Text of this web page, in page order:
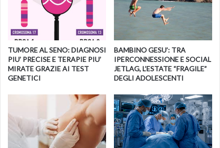
repellenti contro le zanzare e una zanzariera da culla.
Utile anche una soluzione fisiologica per ferite o lavaggi
nasali, antistaminici ecreme cortisoniche
per punture di
insetti, oltre agel specifici contro le tossine delle
meduse. In caso di nausea da viaggio, si possono portare
farmaci per lacinetosi, anche in forma di gomma da
masticare.
Non bisogna dimenticare sali reidratanti per eventuali
disturbi intestinalie, per i più piccoli, gli alimenti
necessari. Per i bambini con malattie croniche, va calcolata
una scorta di farmaci sufficiente per tutto il soggiorno. Un
TUMORE AL SENO: DIAGNOSI
PIU’ PRECISE E TERAPIE PIU’
MIRATE GRAZIE AI TEST
GENETICI
BAMBINO GESU’: TRA
IPERCONNESSIONE E SOCIAL
JETLAG, L’ESTATE “FRAGILE”
DEGLI ADOLESCENTI